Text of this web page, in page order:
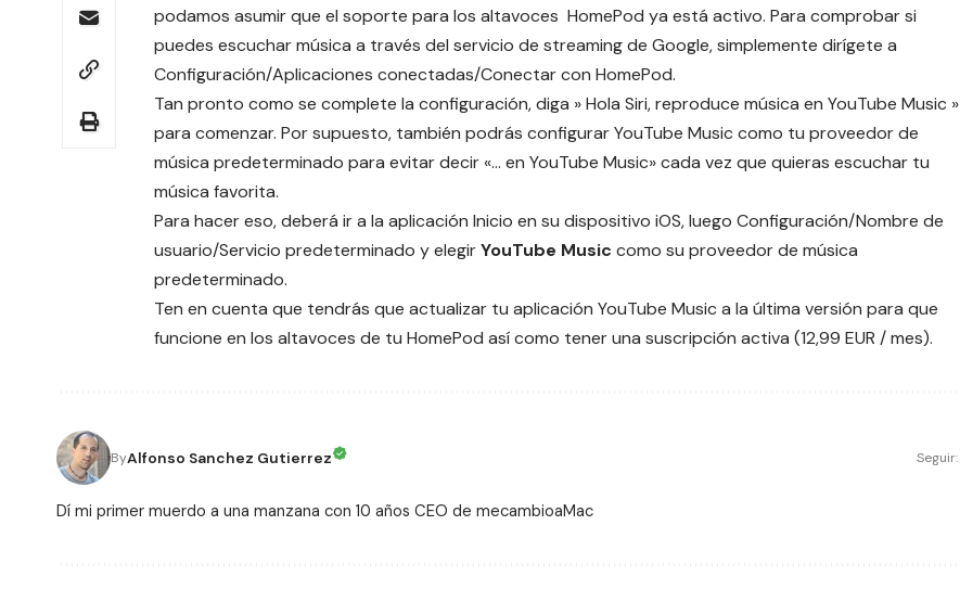
podamos asumir que el soporte para los altavoces HomePod ya está activo. Para comprobar si
puedes escuchar música a través del servicio de streaming de Google, simplemente dirígete a
Configuración/Aplicaciones conectadas/Conectar con HomePod.
Tan pronto como se complete la configuración, diga » Hola Siri, reproduce música en YouTube Music »
para comenzar. Por supuesto, también podrás configurar YouTube Music como tu proveedor de
música predeterminado para evitar decir «… en YouTube Music» cada vez que quieras escuchar tu
música favorita.
Para hacer eso, deberá ir a la aplicación Inicio en su dispositivo iOS, luego Configuración/Nombre de
usuario/Servicio predeterminado y elegirYouTube Music como su proveedor de música
predeterminado.
Ten en cuenta que tendrás que actualizar tu aplicación YouTube Musica la última versión para que
funcione en los altavoces de tu HomePod así como tener una suscripción activa (12,99 EUR / mes).
ByAlfonso Sanchez Gutierrez Seguir:
Dí mi primer muerdo a una manzana con 10 años CEO de mecambioaMac